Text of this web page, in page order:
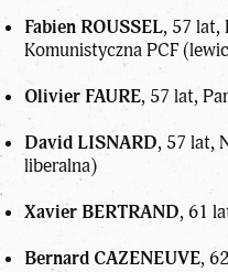
Fabien ROUSSEL, 57 lat,
Komunistyczna PCF
Olivier FAURE, 57 lat,
David LISNARD, 57 lat,
liberalna)
Xavier BERTRAND, 61
Bernard CAZENEUVE,